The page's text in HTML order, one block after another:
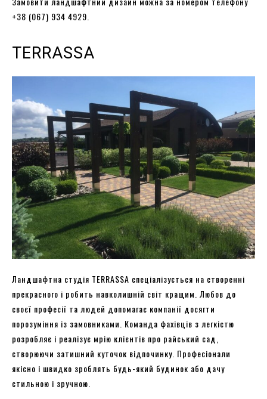
+38 (067) 934 4929.
TERRASSA
Ландшафтна студія TERRASSA спеціалізується на створенні
прекрасного і робить навколишній світ кращим. Любов до
своєї професії та людей допомагає компанії досягти
порозуміння із замовниками. Команда фахівців з легкістю
розробляє і реалізує мрію клієнтів про райський сад,
створюючи затишний куточок відпочинку. Професіонали
якісно і швидко зроблять будь-який будинок або дачу
стильною і зручною.